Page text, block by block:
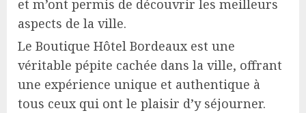
et m’ont permis de découvrir les meilleurs
aspects de la ville.
Le Boutique Hôtel Bordeaux est une
véritable pépite cachée dans la ville, offrant
une expérience unique et authentique à
tous ceux qui ont le plaisir d’y séjourner.